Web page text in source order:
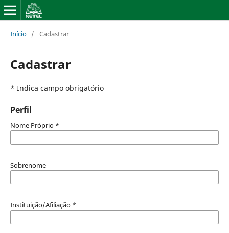
Início / Cadastrar
Cadastrar
* Indica campo obrigatório
Perfil
Nome Próprio *
Sobrenome
Instituição/Afiliação *